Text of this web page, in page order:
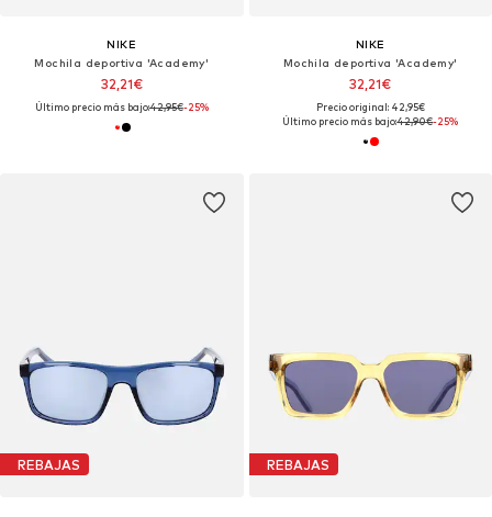
NIKE
Mochila deportiva 'Academy'
32,21€
Último precio más bajo:42,95€-25%
NIKE
Mochila deportiva 'Academy'
32,21€
Precio original: 42,95€
Último precio más bajo:42,90€-25%
REBAJAS REBAJAS